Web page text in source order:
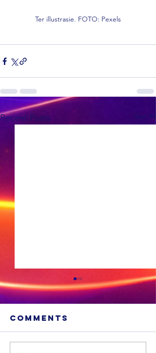
Ter illustrasie. FOTO: Pexels
Recent Posts See All
Comments